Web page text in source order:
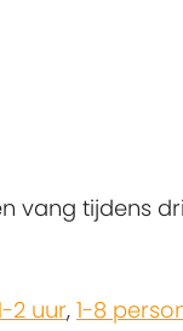
vang tijdens
2 uur, 1-8